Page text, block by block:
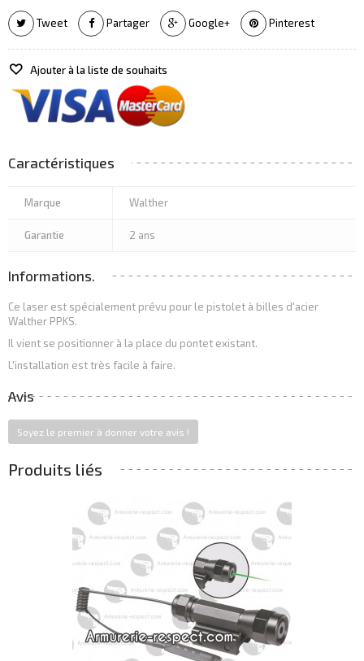
Tweet Partager Google+ Pinterest
Ajouter à la liste de souhaits
Caractéristiques
Marque Walther
Garantie 2 ans
Informations.
Ce laser est spécialement prévu pour le pistolet à billes d'acier
Walther PPKS.
Il vient se positionner à la place du pontet existant.
L'installation est très facile à faire.
Avis
Soyez le premier à donner votre avis !
Produits liés